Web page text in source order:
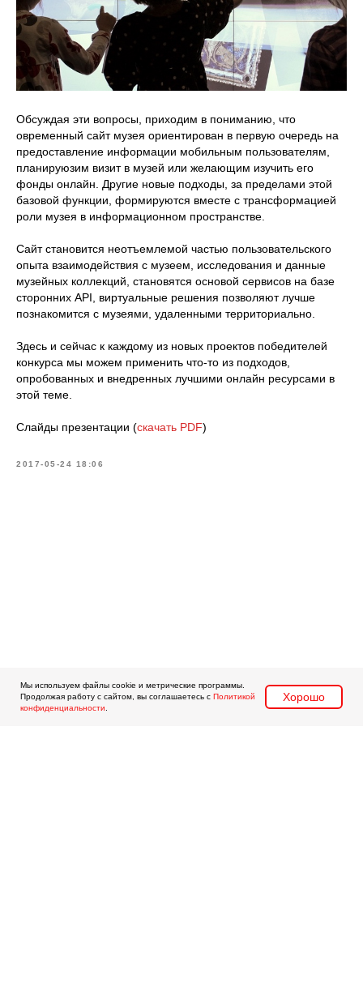
Обсуждая эти вопросы, приходим в пониманию, что
овременный сайт музея ориентирован в первую очередь на
предоставление информации мобильным пользователям,
планируюзим визит в музей или желающим изучить его
фонды онлайн. Другие новые подходы, за пределами этой
базовой функции, формируются вместе с трансформацией
роли музея в информационном пространстве.
Сайт становится неотъемлемой частью пользовательского
опыта взаимодействия с музеем, исследования и данные
музейных коллекций, становятся основой сервисов на базе
сторонних API, виртуальные решения позволяют лучше
познакомится с музеями, удаленными территориально.
Здесь и сейчас к каждому из новых проектов победителей
конкурса мы можем применить что-то из подходов,
опробованных и внедренных лучшими онлайн ресурсами в
этой теме.
Слайды презентации (скачать PDF)
2017-05-24 18:06
Мы используем файлы cookie и метрические программы.
Продолжая работу с сайтом, вы соглашаетесь с Политикой
конфиденциальности
Хорошо